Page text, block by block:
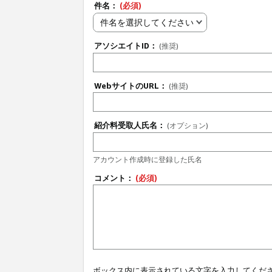
件名： (必須)
件名を選択してください
アソシエイトID： (推奨)
WebサイトのURL： (推奨)
紹介料受取人氏名： (オプション)
アカウント作成時に登録した氏名
コメント： (必須)